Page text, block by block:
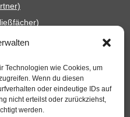
Technologien wie Cookies, um
Wenn du diesen
oder eindeutige IDs auf
nicht erteilst oder zurückziehst,
werden.